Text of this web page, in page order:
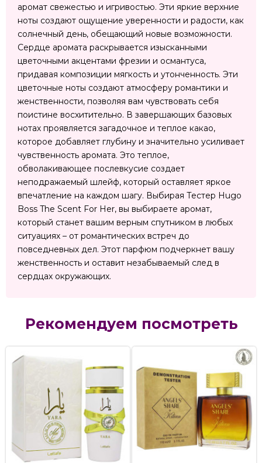
аромат свежестью и игривостью. Эти яркие верхние
ноты создают ощущение уверенности и радости, как
солнечный день, обещающий новые возможности.
Сердце аромата раскрывается изысканными
цветочными акцентами фрезии и османтуса,
придавая композиции мягкость и утонченность. Эти
цветочные ноты создают атмосферу романтики и
женственности, позволяя вам чувствовать себя
поистине восхитительно. В завершающих базовых
нотах проявляется загадочное и теплое какао,
которое добавляет глубину и значительно усиливает
чувственность аромата. Это теплое,
обволакивающее послевкусие создает
неподражаемый шлейф, который оставляет яркое
впечатление на каждом шагу. Выбирая Тестер Hugo
Boss The Scent For Her, вы выбираете аромат,
который станет вашим верным спутником в любых
ситуациях – от романтических встреч до
повседневных дел. Этот парфюм подчеркнет вашу
женственность и оставит незабываемый след в
сердцах окружающих.
Рекомендуем посмотреть